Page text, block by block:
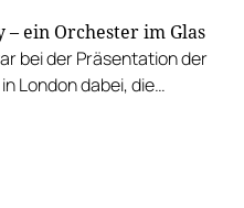
ein Orchester im Glas
bei der Präsentation der
London dabei, die